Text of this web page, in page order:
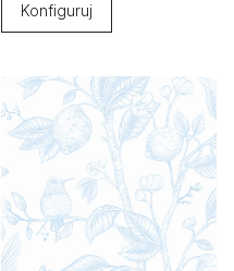
Konfiguruj